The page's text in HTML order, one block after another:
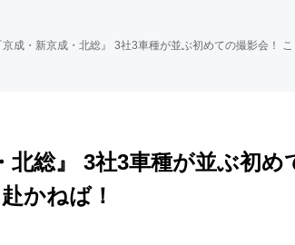
京成・新京成・北総』 3社3車種が並ぶ初めての撮影会！
北総』 3社3車種が並ぶ初
かねば！